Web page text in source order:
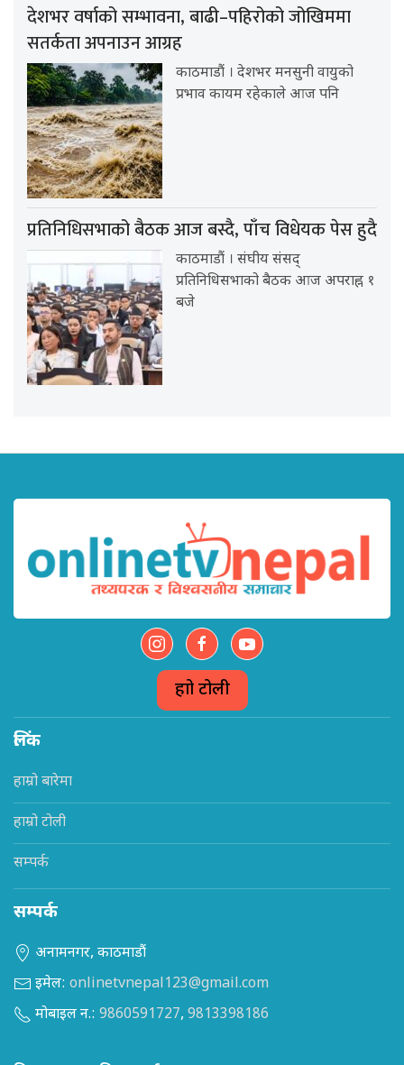
देशभर वर्षाको सम्भावना, बाढी–पहिरोको जोखिममा
सतर्कता अपनाउन आग्रह
काठमाडौं । देशभर मनसुनी वायुको
प्रभाव कायम रहेकाले आज पनि
प्रतिनिधिसभाको बैठक आज बस्दै, पाँच विधेयक पेस हुदै
काठमाडौं । संघीय संसद्
प्रतिनिधिसभाको बैठक आज अपराह्न १
बजे
हाम्रो टोली
लिंक
हाम्रो बारेमा
हाम्रो टोली
सम्पर्क
सम्पर्क
अनामनगर, काठमाडौं
इमेल: onlinetvnepal123@gmail.com
मोबाइल न.: 9860591727, 9813398186